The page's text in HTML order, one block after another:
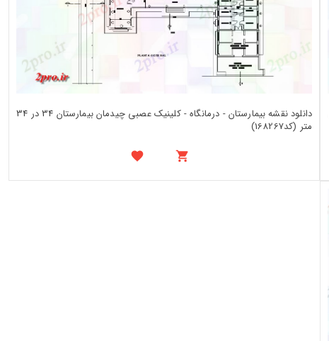
دانلود نقشه بیمارستان - درمانگاه - کلینیک عصبی چیدمان بیمارستان 34 در 34
متر (کد168267)